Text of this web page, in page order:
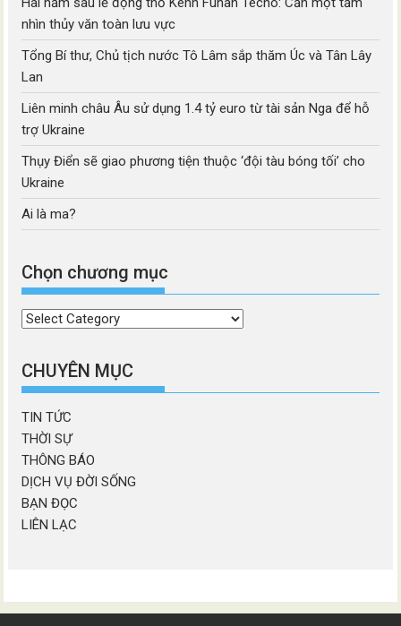
nhìn thủy văn toàn lưu vực
Tổng Bí thư, Chủ tịch nước Tô Lâm sắp thăm Úc và Tân Lây
Lan
Liên minh châu Âu sử dụng 1.4 tỷ euro từ tài sản Nga để hỗ
trợ Ukraine
Thụy Điển sẽ giao phương tiện thuộc ‘đội tàu bóng tối’ cho
Ukraine
Ai là ma?
Chọn chương mục
Chọn
mục
CHUYÊN MỤC
TIN TỨC
THỜI SỰ
THÔNG BÁO
DỊCH VỤ ĐỜI SỐNG
BẠN ĐỌC
LIÊN LẠC